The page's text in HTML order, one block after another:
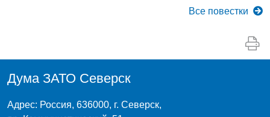
Все повестки
Дума ЗАТО Северск
Адрес: Россия, 636000, г. Северск,